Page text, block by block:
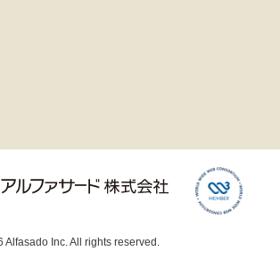
Inc. All rights reserved.